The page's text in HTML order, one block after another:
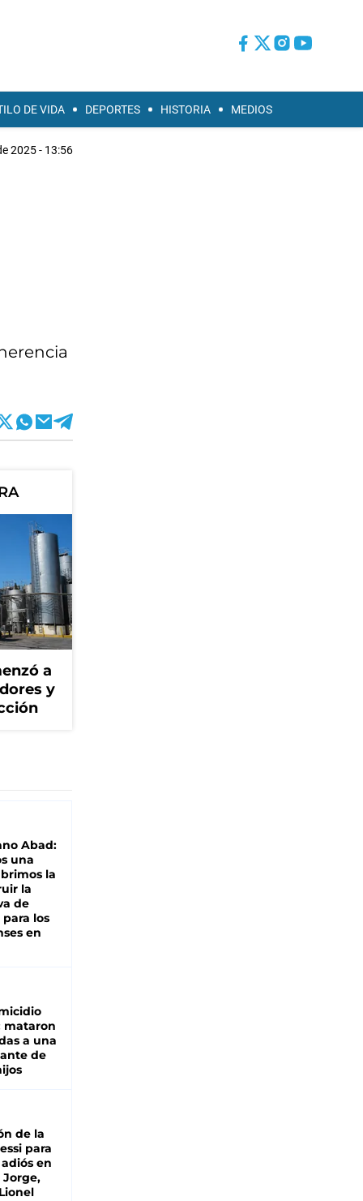
DE VIDA DEPORTES HISTORIA MEDIOS
2025 - 13:56
a
y
Abad:
una
la
la
de
los
en
mataron
a una
de
de la
para
en
Jorge,